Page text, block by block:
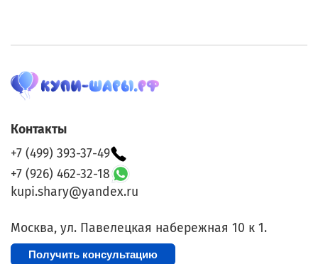
Контакты
+7 (499) 393-37-49
+7 (926) 462-32-18
kupi.shary@yandex.ru
Москва, ул. Павелецкая набережная 10 к 1.
Получить консультацию